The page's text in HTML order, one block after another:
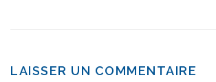
LAISSER UN COMMENTAIRE